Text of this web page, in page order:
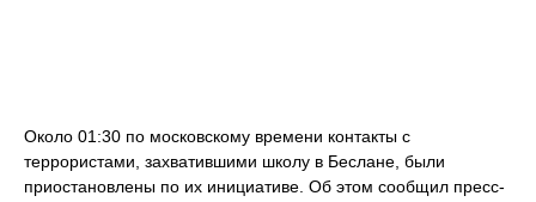
Около 01:30 по московскому времени контакты с
террористами, захватившими школу в Беслане, были
приостановлены по их инициативе. Об этом сообщил пресс-